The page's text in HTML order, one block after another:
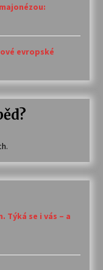
evropské
Týká se i vás – a